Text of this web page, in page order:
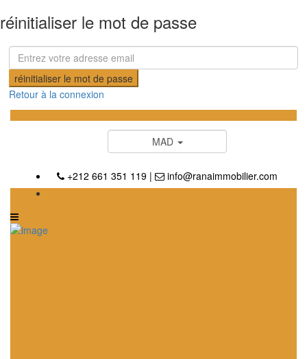
réinitialiser le mot de passe
réinitialiser le mot de passe
Retour à la connexion
MAD
+212 661 351 119 | info@ranaimmobilier.com